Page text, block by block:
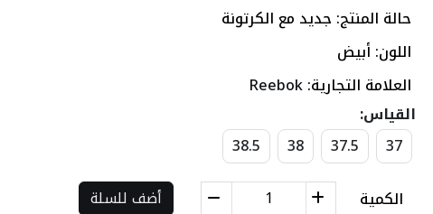
حالة المنتج: جديد مع الكرتونة
اللون: أبيض
العلامة التجارية:Reebok
القياس:
37
37.5
38
38.5
الكمية